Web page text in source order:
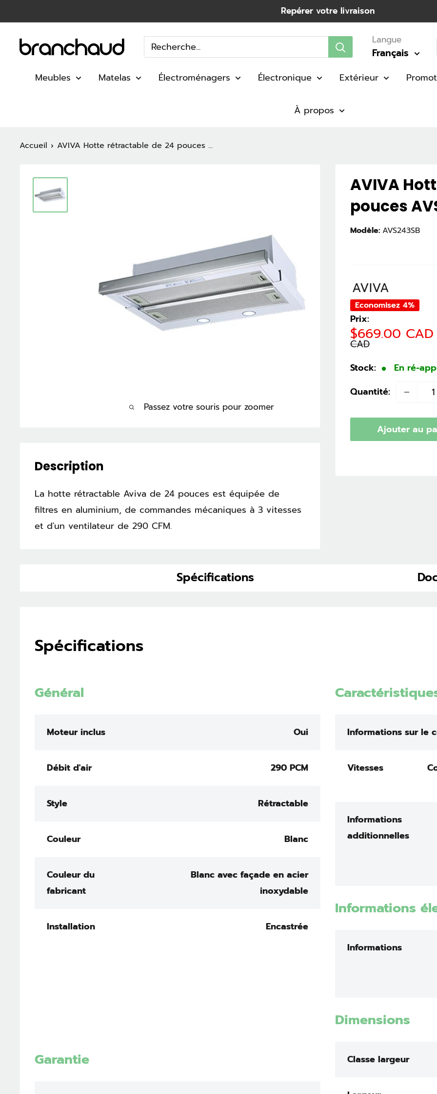
au
contenu
Repérer votre livraison
Branchaud Langue
Français
Meubles Matelas Électroménagers Électronique Extérieur
À propos
Accueil AVIVA Hotte rétractable de 24 pouces ...
Passez votre souris pour zoomer
AVIVA
pouces
Modèle: AVS243SB
AVIVA
Economisez 4%
Prix:
Prix
réduit
$669.00 CAD
CAD
Stock:
En ré-
Quantité:
Ajouter au
Description
La hotte rétractable Aviva de 24 pouces est équipée de
filtres en aluminium, de commandes mécaniques à 3 vitesses
et d'un ventilateur de 290 CFM.
Spécifications
Spécifications
Général
Moteur inclus Oui
Débit d'air 290 PCM
Style Rétractable
Couleur Blanc
Couleur du
fabricant
Blanc avec façade en acier
inoxydable
Installation Encastrée
Informations sur le
Vitesses
Informations
additionnelles
Informations
Informations
Dimensions
Classe largeur
Garantie